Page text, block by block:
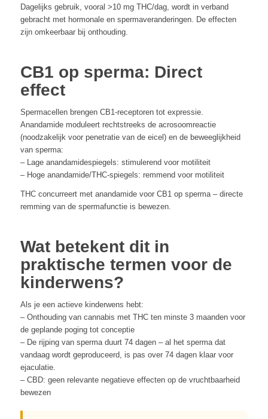
Dagelijks gebruik, vooral >10 mg THC/dag, wordt in verband
gebracht met hormonale en spermaveranderingen. De effecten
zijn omkeerbaar bij onthouding.
CB1 op sperma: Direct
effect
Spermacellen brengen CB1-receptoren tot expressie.
Anandamide moduleert rechtstreeks de acrosoomreactie
(noodzakelijk voor penetratie van de eicel) en de beweeglijkheid
van sperma:
– Lage anandamidespiegels: stimulerend voor motiliteit
– Hoge anandamide/THC-spiegels: remmend voor motiliteit
THC concurreert met anandamide voor CB1 op sperma – directe
remming van de spermafunctie is bewezen.
Wat betekent dit in
praktische termen voor de
kinderwens?
Als je een actieve kinderwens hebt:
– Onthouding van cannabis met THC ten minste 3 maanden voor
de geplande poging tot conceptie
– De rijping van sperma duurt 74 dagen – al het sperma dat
vandaag wordt geproduceerd, is pas over 74 dagen klaar voor
ejaculatie.
– CBD: geen relevante negatieve effecten op de vruchtbaarheid
bewezen